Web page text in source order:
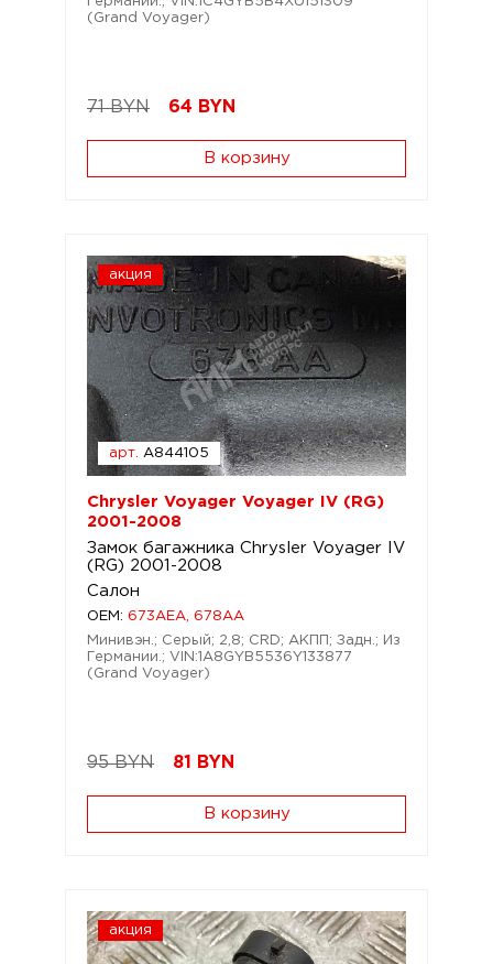
(Grand Voyager)
71 BYN 64 BYN
В корзину
акция
арт. A844105
Chrysler Voyager Voyager IV (RG)
2001-2008
Замок багажника Chrysler Voyager IV
(RG) 2001-2008
Салон
OEM: 673AEA, 678AA
Минивэн.; Серый; 2,8; CRD; АКПП; Задн.; Из
Германии.; VIN:1A8GYB5536Y133877
(Grand Voyager)
95 BYN 81 BYN
В корзину
акция